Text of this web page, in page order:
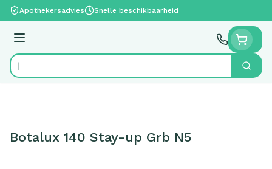
Ga naar de inhoud
Apothekersadvies Snelle beschikbaarheid
Menu
Product, merk, categorie... Zoek
Botalux 140 Stay-up Grb N5